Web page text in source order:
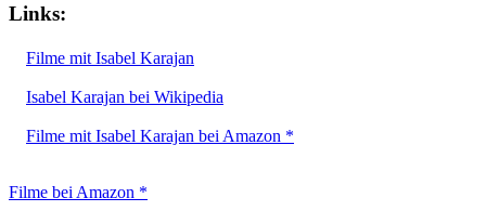
Links:
Filme mit Isabel Karajan
Isabel Karajan bei Wikipedia
Filme mit Isabel Karajan bei Amazon *
Filme bei Amazon *